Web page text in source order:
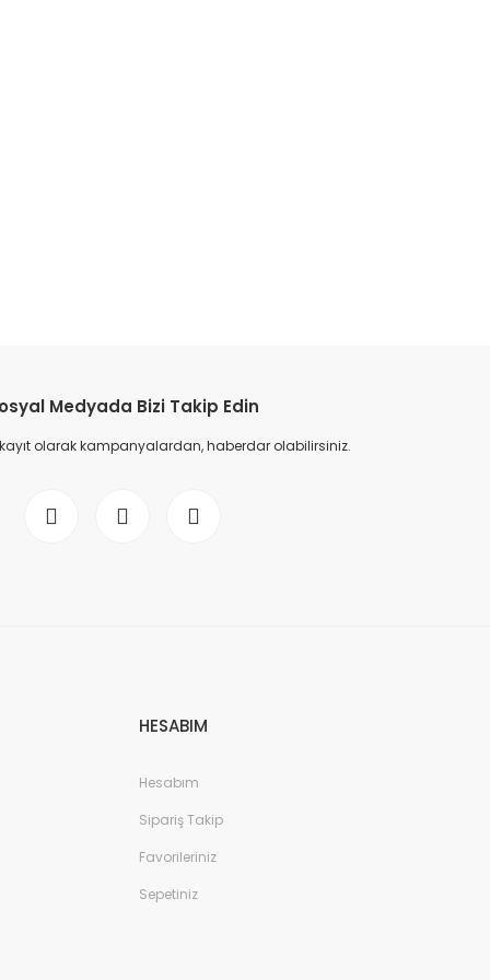
Medyada Bizi Takip Edin
olarak kampanyalardan, haberdar olabilirsiniz.
HESABIM
Hesabım
Sipariş Takip
Favorileriniz
Sepetiniz